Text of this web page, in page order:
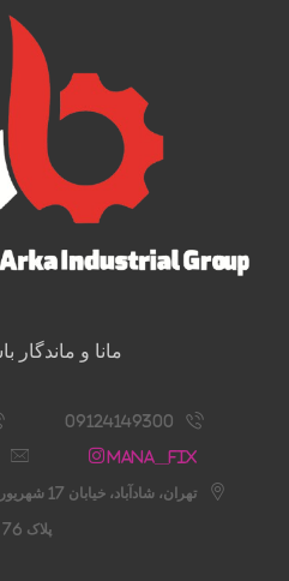
مانا و ماندگار
09124149300
Mana__fix
تهران،
پلاک 76